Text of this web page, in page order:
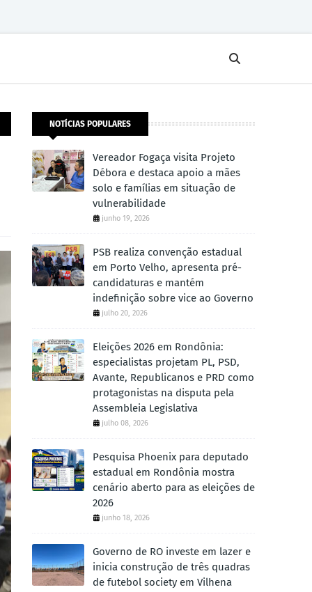
NOTÍCIAS POPULARES
Vereador Fogaça visita Projeto
Débora e destaca apoio a mães
solo e famílias em situação de
vulnerabilidade
junho 19, 2026
PSB realiza convenção estadual
em Porto Velho, apresenta pré-
candidaturas e mantém
indefinição sobre vice ao Governo
julho 20, 2026
Eleições 2026 em Rondônia:
especialistas projetam PL, PSD,
Avante, Republicanos e PRD como
protagonistas na disputa pela
Assembleia Legislativa
julho 08, 2026
Pesquisa Phoenix para deputado
estadual em Rondônia mostra
cenário aberto para as eleições de
2026
junho 18, 2026
Governo de RO investe em lazer e
inicia construção de três quadras
de futebol society em Vilhena